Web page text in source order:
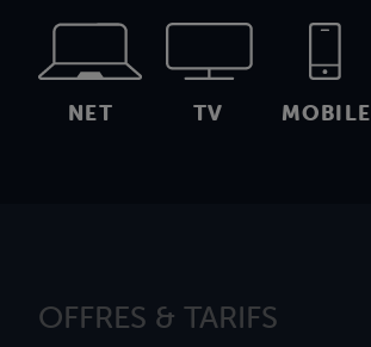
NET TV MOBILE
OFFRES & TARIFS